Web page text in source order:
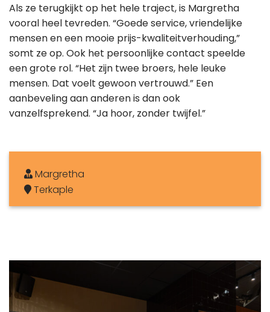
Als ze terugkijkt op het hele traject, is Margretha
vooral heel tevreden. “Goede service, vriendelijke
mensen en een mooie prijs-kwaliteitverhouding,”
somt ze op. Ook het persoonlijke contact speelde
een grote rol. “Het zijn twee broers, hele leuke
mensen. Dat voelt gewoon vertrouwd.” Een
aanbeveling aan anderen is dan ook
vanzelfsprekend. “Ja hoor, zonder twijfel.”
Margretha
Terkaple